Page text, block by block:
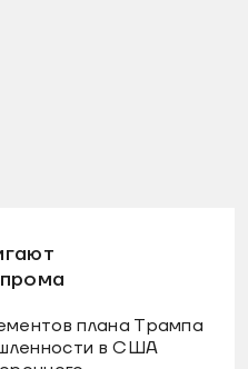
плана Трампа
в США